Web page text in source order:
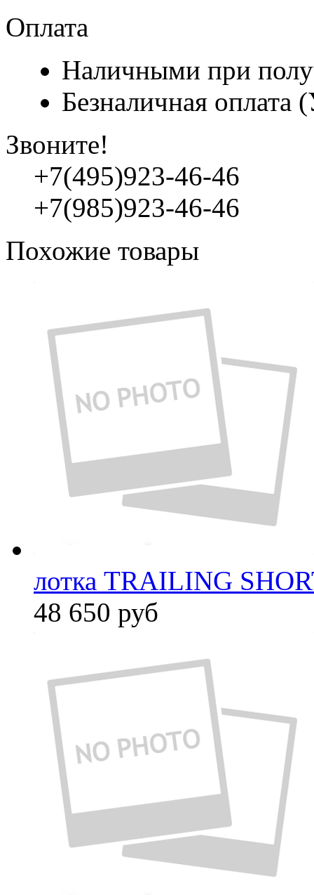
Оплата
Наличными при
Безналичная
Звоните!
+7(495)923-46-46
+7(985)923-46-46
Похожие товары
лотка TRAILING
48 650 руб